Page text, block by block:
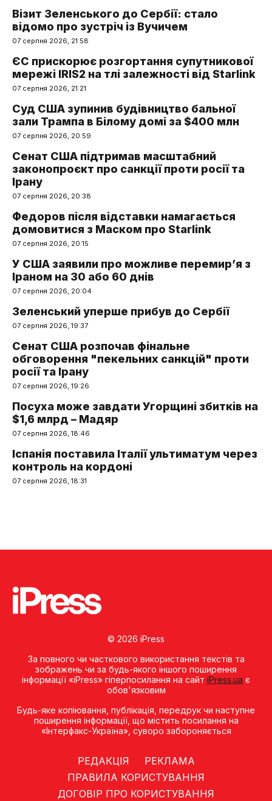
Візит Зеленського до Сербії: стало
відомо про зустріч із Вучичем
07 серпня 2026, 21:58
ЄС прискорює розгортання супутникової
мережі IRIS2 на тлі залежності від Starlink
07 серпня 2026, 21:21
Суд США зупинив будівництво бальної
зали Трампа в Білому домі за $400 млн
07 серпня 2026, 20:59
Сенат США підтримав масштабний
законопроєкт про санкції проти росії та
Ірану
07 серпня 2026, 20:38
Федоров після відставки намагається
домовитися з Маском про Starlink
07 серпня 2026, 20:15
У США заявили про можливе перемир’я з
Іраном на 30 або 60 днів
07 серпня 2026, 20:04
Зеленський уперше прибув до Сербії
07 серпня 2026, 19:37
Сенат США розпочав фінальне
обговорення "пекельних санкцій" проти
росії та Ірану
07 серпня 2026, 19:26
Посуха може завдати Угорщині збитків на
$1,6 млрд – Мадяр
07 серпня 2026, 18:46
Іспанія поставила Італії ультиматум через
контроль на кордоні
07 серпня 2026, 18:31
© 2026 iPress
За повного чи часткового використання текстів та
зображень чи за будь-якого іншого поширення
інформації «iPress» гіперпосилання на сайт iPress.ua є
обов'язковим
Будь-яке копiювання, публiкацiя, передрук чи наступне
поширення iнформацiї, що мiстить посилання на
«Iнтерфакс-Україна», суворо забороняється
РЕДАКЦІЯ
РЕКЛАМА
ПРАВИЛА КОРИСТУВАННЯ
ДОГОВІР ПРО КОРИСТУВАННЯ